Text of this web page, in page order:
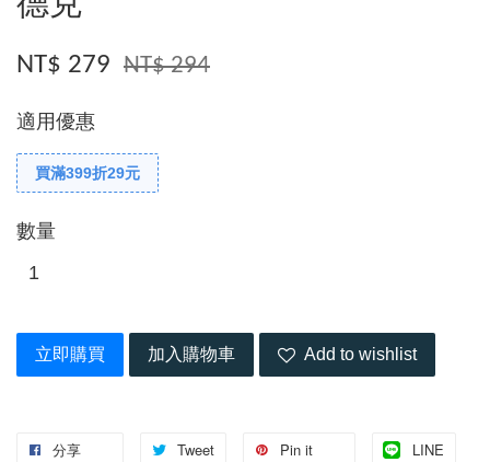
NT$ 279 NT$ 294
適用優惠
買滿399折29元
數量
立即購買 加入購物車 Add to wishlist
分享 Tweet Pin it LINE